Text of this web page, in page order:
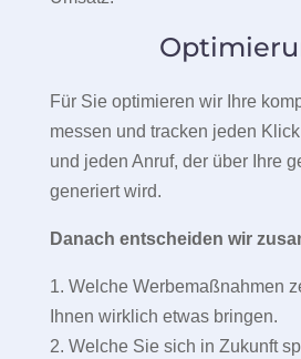
Für Sie optimieren wir Ihre
messen und tracken jeden
und jeden Anruf, der über Ihre
generiert wird.
Danach entscheiden wir
1. Welche Werbemaßnahmen
Ihnen wirklich etwas bringen.
2. Welche Sie sich in Zukunft